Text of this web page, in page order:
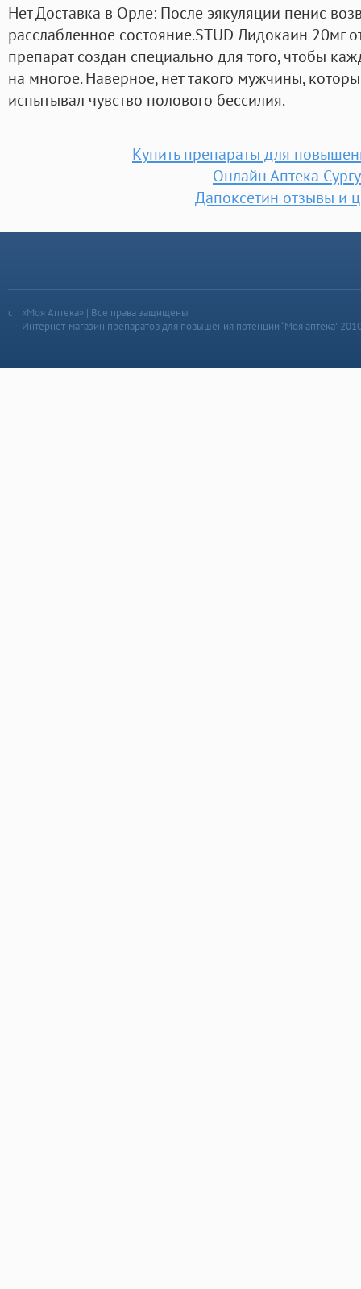
Нет Доставка в Орле: После эякуляции пенис
расслабленное состояние.STUD Лидокаин 20мг
препарат создан специально для того, чтобы
на многое. Наверное, нет такого мужчины,
испытывал чувство полового бессилия.
Купить препараты для
Онлайн Аптека
Дапоксетин отзывы и
«Моя Аптека» | Все права защищены
Интернет-магазин препаратов для повышения потенции “Моя аптека”